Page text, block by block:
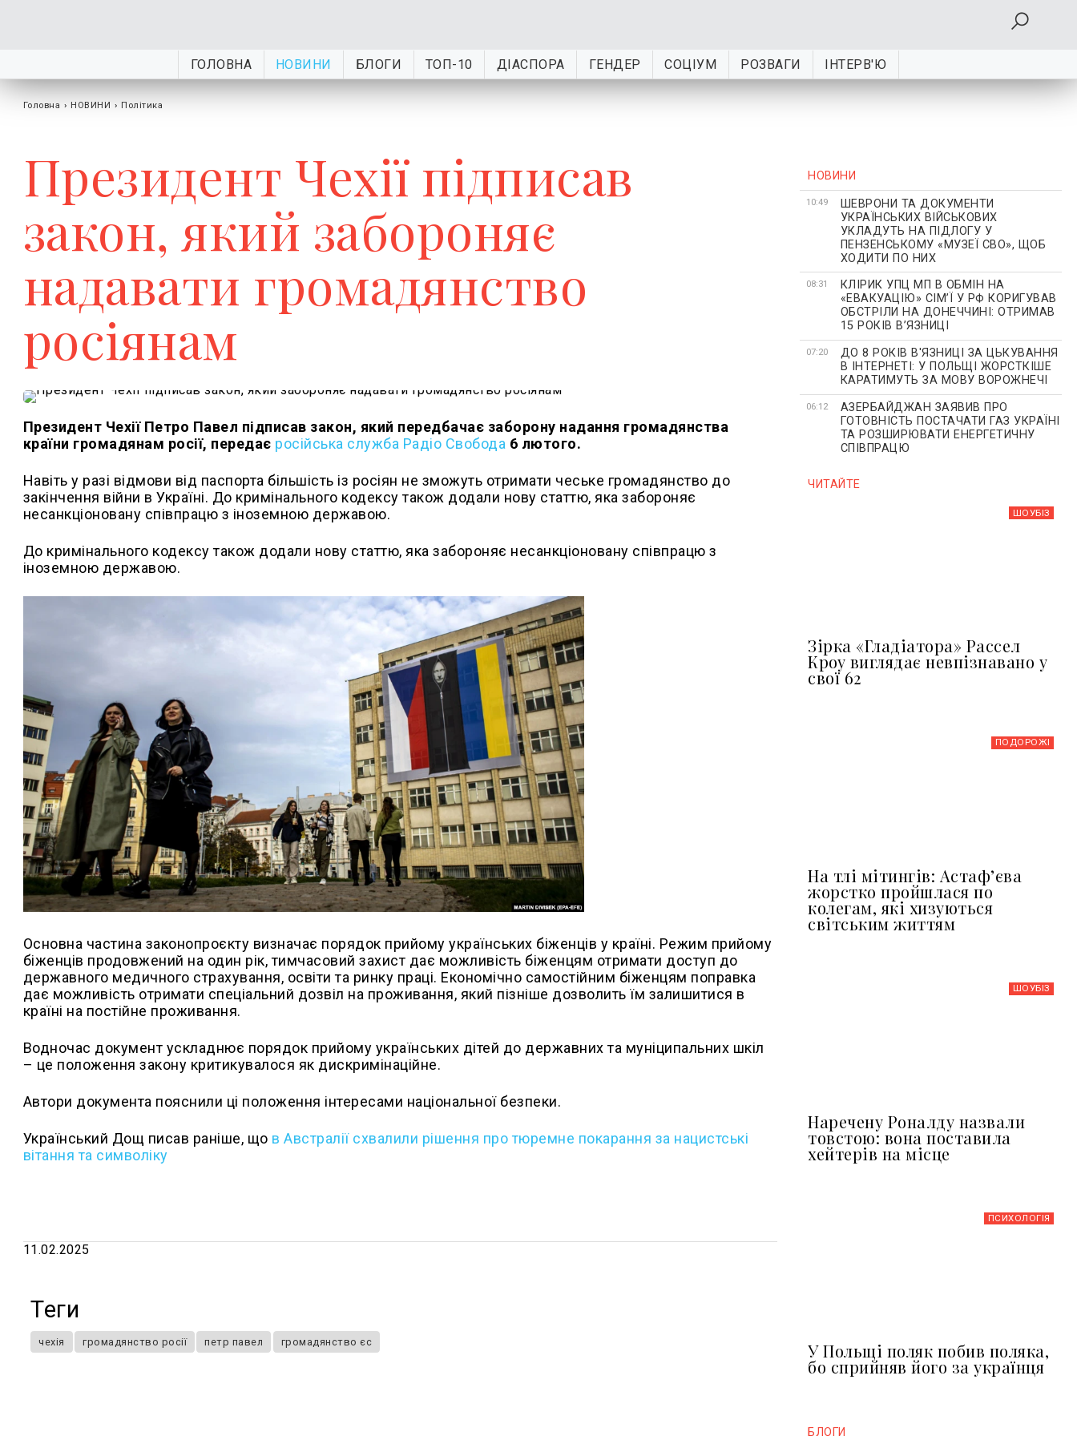
ГОЛОВНА НОВИНИ БЛОГИ ТОП-10 ДІАСПОРА ГЕНДЕР СОЦІУМ РОЗВАГИ ІНТЕРВ'Ю
Головна › НОВИНИ › Політика
Президент Чехії підписав
закон, який забороняє
надавати громадянство
росіянам
Президент Чехії Петро Павел підписав закон, який передбачає заборону надання громадянства
країни громадянам росії, передає російська служба Радіо Свобода 6 лютого.
Навіть у разі відмови від паспорта більшість із росіян не зможуть отримати чеське громадянство до
закінчення війни в Україні. До кримінального кодексу також додали нову статтю, яка забороняє
несанкціоновану співпрацю з іноземною державою.
До кримінального кодексу також додали нову статтю, яка забороняє несанкціоновану співпрацю з
іноземною державою.
Основна частина законопроєкту визначає порядок прийому українських біженців у країні. Режим прийому
біженців продовжений на один рік, тимчасовий захист дає можливість біженцям отримати доступ до
державного медичного страхування, освіти та ринку праці. Економічно самостійним біженцям поправка
дає можливість отримати спеціальний дозвіл на проживання, який пізніше дозволить їм залишитися в
країні на постійне проживання.
Водночас документ ускладнює порядок прийому українських дітей до державних та муніципальних шкіл
– це положення закону критикувалося як дискримінаційне.
Автори документа пояснили ці положення інтересами національної безпеки.
Український Дощ писав раніше, що в Австралії схвалили рішення про тюремне покарання за нацистські
вітання та символіку
11.02.2025
Теги
чехія громадянство росії петр павел громадянство єс
НОВИНИ
10:49
ШЕВРОНИ ТА ДОКУМЕНТИ
УКРАЇНСЬКИХ ВІЙСЬКОВИХ
УКЛАДУТЬ НА ПІДЛОГУ У
ПЕНЗЕНСЬКОМУ «МУЗЕЇ СВО», ЩОБ
ХОДИТИ ПО НИХ
08:31
КЛІРИК УПЦ МП В ОБМІН НА
«ЕВАКУАЦІЮ» СІМʼЇ У РФ КОРИГУВАВ
ОБСТРІЛИ НА ДОНЕЧЧИНІ: ОТРИМАВ
15 РОКІВ ВʼЯЗНИЦІ
07:20
ДО 8 РОКІВ В'ЯЗНИЦІ ЗА ЦЬКУВАННЯ
В ІНТЕРНЕТІ: У ПОЛЬЩІ ЖОРСТКІШЕ
КАРАТИМУТЬ ЗА МОВУ ВОРОЖНЕЧІ
06:12
АЗЕРБАЙДЖАН ЗАЯВИВ ПРО
ГОТОВНІСТЬ ПОСТАЧАТИ ГАЗ УКРАЇНІ
ТА РОЗШИРЮВАТИ ЕНЕРГЕТИЧНУ
СПІВПРАЦЮ
ЧИТАЙТЕ
ШОУБIЗ
Зірка «Гладіатора» Рассел
Кроу виглядає невпізнавано у
свої 62
ПОДОРОЖІ
На тлі мітингів: Астафʼєва
жорстко пройшлася по
колегам, які хизуються
світським життям
ШОУБIЗ
Наречену Роналду назвали
товстою: вона поставила
хейтерів на місце
ПСИХОЛОГІЯ
У Польщі поляк побив поляка,
бо сприйняв його за українця
БЛОГИ